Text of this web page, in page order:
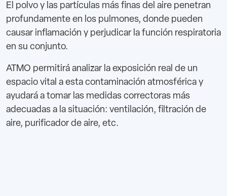
El polvo y las partículas más finas del aire penetran
profundamente en los pulmones, donde pueden
causar inflamación y perjudicar la función respiratoria
en su conjunto.
ATMO permitirá analizar la exposición real de un
espacio vital a esta contaminación atmosférica y
ayudará a tomar las medidas correctoras más
adecuadas a la situación: ventilación, filtración de
aire, purificador de aire, etc.